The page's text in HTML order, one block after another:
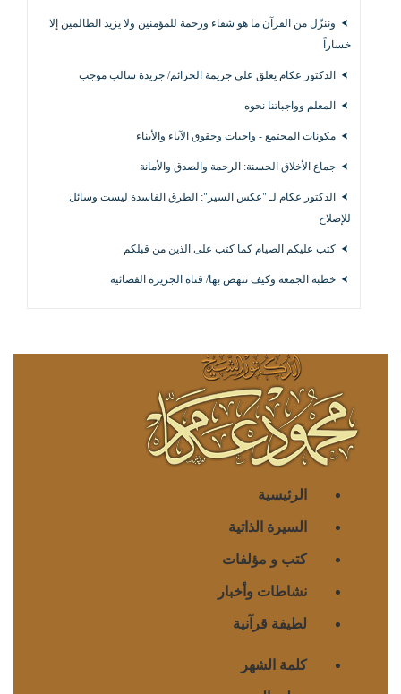
وننزّل من القرآن ما هو شفاء ورحمة للمؤمنين ولا يزيد الظالمين إلا
خساراً
الدكتور عكام يعلق على جريمة الجرائم/ جريدة سالب موجب
المعلم وواجباتنا نحوه
مكونات المجتمع - واجبات وحقوق الآباء والأبناء
جماع الأخلاق الحسنة: الرحمة والصدق والأمانة
الدكتور عكام لـ "عكس السير": الطرق الفاسدة ليست وسائل
للإصلاح
كتب عليكم الصيام كما كتب على الذين من قبلكم
خطبة الجمعة وكيف ننهض بها/ قناة الجزيرة الفضائية
الرئيسية
السيرة الذاتية
كتب و مؤلفات
نشاطات وأخبار
لطيفة قرآنية
كلمة الشهر